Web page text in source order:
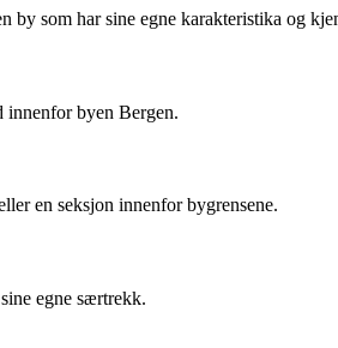
by som har sine egne karakteristika og
innenfor byen Bergen.
en seksjon innenfor bygrensene.
egne særtrekk.